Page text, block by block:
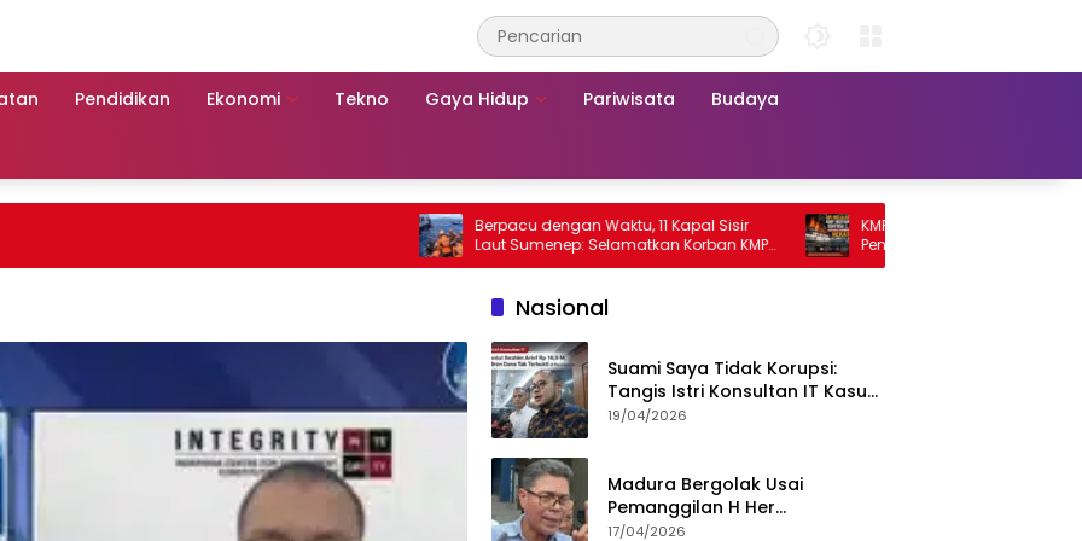
Pendidikan Ekonomi Tekno Gaya Hidup Pariwisata Budaya
Berpacu dengan Waktu, 11 Kapal Sisir
Laut Sumenep: Selamatkan Korban KMP
Mutiara Sentosa 2
KMP Mutiara Sentosa 2 Terbakar,
Penumpang Nekat Melompat ke Laut
Nasional
Suami Saya Tidak Korupsi:
Tangis Istri Konsultan IT Kasus
Nadiem Dituntut 22,5 Tahun
19/04/2026
Madura Bergolak Usai
Pemanggilan H Her
Pamekasan, Faizal Assegaf
17/04/2026